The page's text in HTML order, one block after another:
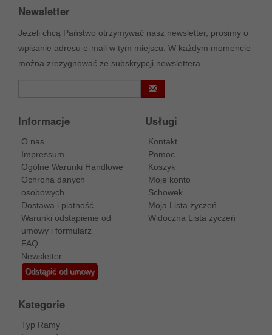
Newsletter
Jeżeli chcą Państwo otrzymywać nasz newsletter, prosimy o
wpisanie adresu e-mail w tym miejscu. W każdym momencie
można zrezygnować ze subskrypcji newslettera.
Informacje
O nas
Impressum
Ogólne Warunki Handlowe
Ochrona danych
osobowych
Dostawa i platność
Warunki odstąpienie od
umowy i formularz
FAQ
Newsletter
Odstąpić od umowy
Usługi
Kontakt
Pomoc
Koszyk
Moje konto
Schowek
Moja Lista życzeń
Widoczna Lista życzeń
Kategorie
Typ Ramy